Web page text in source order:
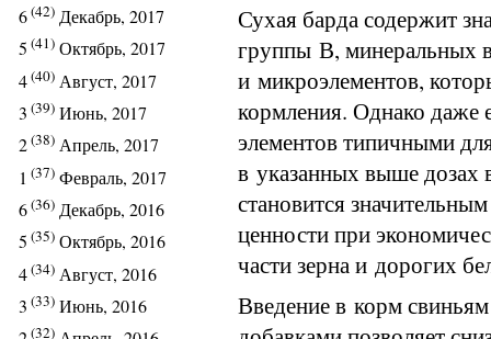
6(42) Декабрь, 2017
5 (41) Октябрь, 2017
4(40) Август, 2017
3 (39) Июнь, 2017
2(38) Апрель, 2017
1 (37) Февраль, 2017
6(36) Декабрь, 2016
5 (35) Октябрь, 2016
4(34) Август, 2016
3 (33) Июнь, 2016
(32)
Сухая барда содержит
группы В, минеральных
и микроэлементов,
кормления. Однако даже
элементов типичными
в указанных выше дозах
становится
ценности при
части зерна и дорогих
Введение в корм